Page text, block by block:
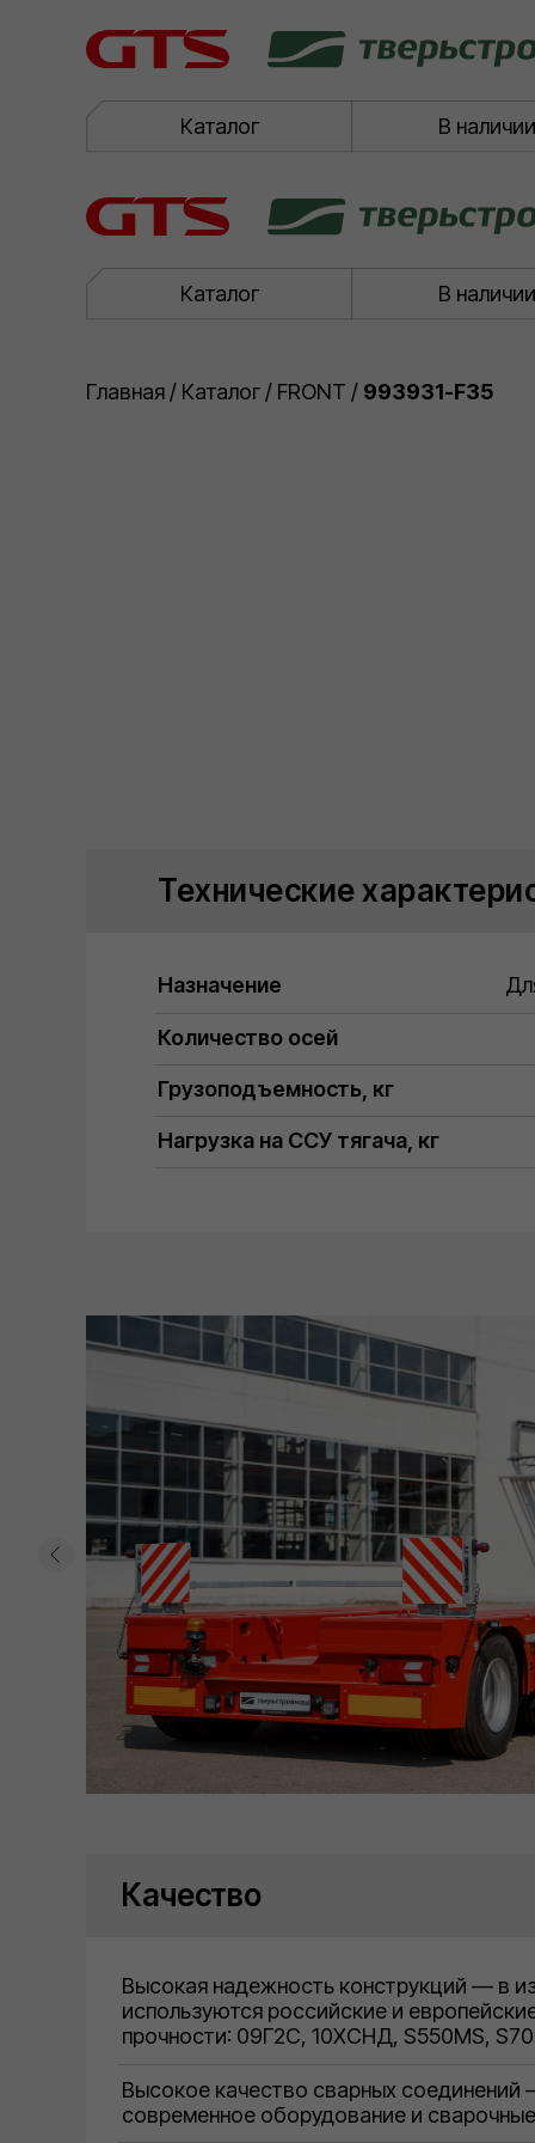
Каталог В наличии
Каталог В наличии
Главная / Каталог / FRONT / 993931-F35
Технические
Назначение
Количество осей
Грузоподъемность, кг
Нагрузка на ССУ тягача, кг
Качество
Высокая надежность конструкций — в
используются российские и
прочности: 09Г2С, 10XСНД, S550MS,
Высокое качество сварных соединений
современное оборудование и